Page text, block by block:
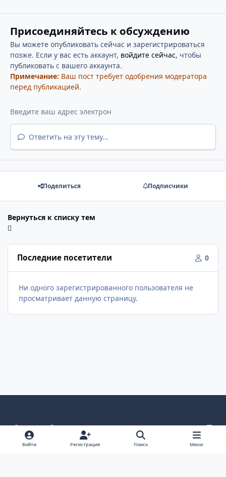
Присоединяйтесь к обсуждению
Вы можете опубликовать сейчас и зарегистрироваться
позже. Если у вас есть аккаунт, войдите сейчас, чтобы
публиковать с вашего аккаунта.
Примечание: Ваш пост требует одобрения модератора
перед публикацией.
Ответить на эту тему...
Поделиться Подписчики
Вернуться к списку тем
Последние посетители 0
Ни одного зарегистрированного пользователя не
просматривает данную страницу.
Светлый режим
Темный режим
Как в системе
v
k
Политика конфиденциальности
Войти Регистрация Поиск Меню